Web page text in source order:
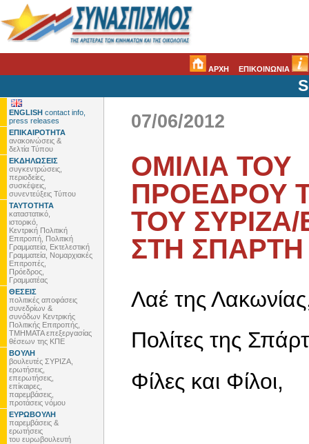
ΑΡΧΗ ΕΠΙΚΟΙΝΩΝΙΑ
ENGLISH contact info,
press releases
ΕΠΙΚΑΙΡΟΤΗΤΑ
ανακοινώσεις &
δελτία Τύπου
ΕΚΔΗΛΩΣΕΙΣ
συγκεντρώσεις,
περιοδείες,
συσκέψεις,
συνεντεύξεις Τύπου
ΤΑΥΤΟΤΗΤΑ
καταστατικό,
ιστορικό,
Κεντρική Πολιτική
Επιτροπή, Πολιτική
Γραμματεία, Εκτελεστική
Γραμματεία, Νομαρχιακές
Επιτροπές,
Πρόεδρος,
Γραμματέας
ΘΕΣΕΙΣ
πολιτικές αποφάσεις
συνεδρίων &
συνόδων Κεντρικής
Πολιτικής Επιτροπής,
ΤΜΗΜΑΤΑ επεξεργασίας
θέσεων της ΚΠΕ
ΒΟΥΛΗ
βουλευτές ΣΥΡΙΖΑ,
ερωτήσεις,
επερωτήσεις,
επίκαιρες,
παρεμβάσεις,
προτάσεις νόμου
ΕΥΡΩΒΟΥΛΗ
παρεμβάσεις &
ερωτήσεις
του ευρωβουλευτή
07/06/2012
ΟΜΙΛΙΑ ΤΟΥ
ΠΡΟΕΔΡΟΥ
ΤΟΥ
ΣΤΗ ΣΠΑΡΤΗ
Λαέ της
Πολίτες της
Φίλες και Φίλοι,